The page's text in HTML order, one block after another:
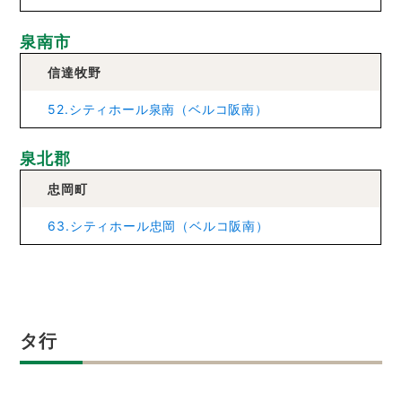
泉南市
信達牧野
52.シティホール泉南（ベルコ阪南）
泉北郡
忠岡町
63.シティホール忠岡（ベルコ阪南）
タ行